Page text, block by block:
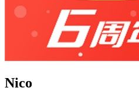
Nico